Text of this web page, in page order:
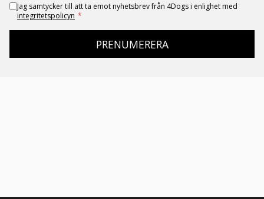
Jag samtycker till att ta emot nyhetsbrev från 4Dogs i enlighet med
integritetspolicyn *
PRENUMERERA